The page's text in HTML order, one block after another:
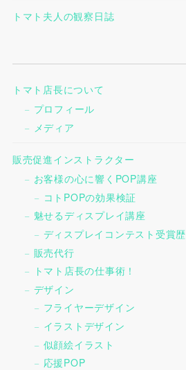
トマト夫人の観察日誌
トマト店長について
プロフィール
メディア
販売促進インストラクター
お客様の心に響くPOP講座
コトPOPの効果検証
魅せるディスプレイ講座
ディスプレイコンテスト受賞歴
販売代行
トマト店長の仕事術！
デザイン
フライヤーデザイン
イラストデザイン
似顔絵イラスト
応援POP